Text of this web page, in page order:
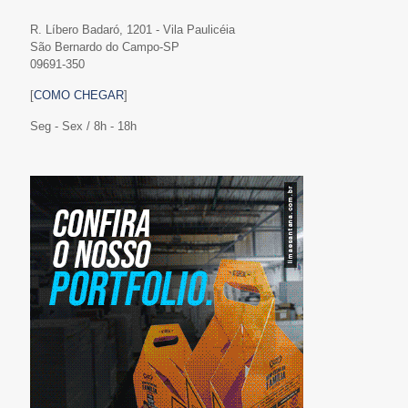
R. Líbero Badaró, 1201 - Vila Paulicéia
São Bernardo do Campo-SP
09691-350
[COMO CHEGAR]
Seg - Sex / 8h - 18h